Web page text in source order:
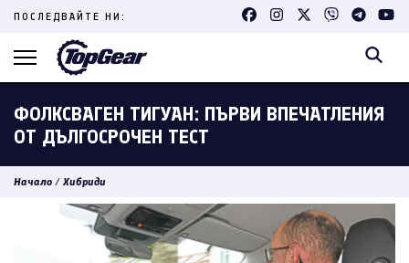
Skip
content
ПОСЛЕДВАЙТЕ НИ:
ФОЛКСВАГЕН ТИГУАН: ПЪРВИ ВПЕЧАТЛЕНИЯ
ОТ ДЪЛГОСРОЧЕН ТЕСТ
Начало / Хибриди